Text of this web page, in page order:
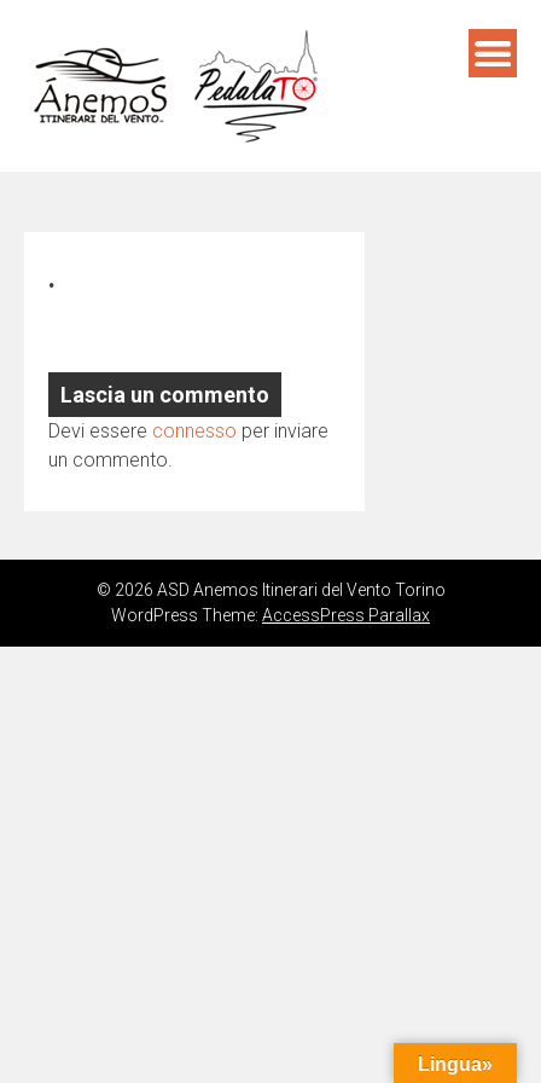
content
.
Lascia un commento
Devi essere connesso per inviare
un commento.
© 2026 ASD Anemos Itinerari del Vento Torino
WordPress Theme: AccessPress Parallax
Lingua»